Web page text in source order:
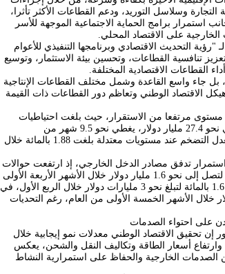
وسلاسل التوريد، ودعم القطاعات الأكثر تأثرا،
استمرار برامج الحماية الاجتماعية الموجهة للأسر
على الاقتصاد المحلي.
"رؤية التحديث الاقتصادي وبرنامجها التنفيذي للأعوام
وتعزيز تنافسية القطاعات، وتحسين بيئة الاستثمار، وتوسيع
القطاعات الاقتصادية المختلفة.
جاء واسع القاعدة وشمل مختلف القطاعات الإنتاجية
الاقتصاد الوطني وتعاظم دور القطاعات ذات القيمة
مرتفعا من الاستقرار، حيث بلغت احتياطيات
المملكة من العملات الأجنبية لدى البنك المركزي نحو 27.4 مليار دولار، يغطي نحو 9.5 شهر من
مستوردات السلع والخدمات، في حين استقر معدل التضخم عند مستويات معتدلة بلغت 1.88 بالمائة خلال
تدفق مصادر الدخل الخارجي، إذ ارتفعت حوالات
العاملين الأردنيين في الخارج بنسبة 13.3 بالمائة لتصل إلى نحو 1.6 مليار دولار خلال الأشهر الأربعة الأولى
من العام، كما ارتفعت الصادرات الوطنية بنسبة 1.6 بالمائة لتبلغ نحو 3 مليارات دولار خلال الربع الأول، في
السياحة حوالي 2.8 مليار دولار خلال الأشهر الخمسة الأولى من العام، رغم التحديات
على احتواء الصدمات
إن تحقيق الاقتصاد الوطني معدلات نمو إيجابية خلال
وارتفاع أسعار الطاقة وتكاليف النقل والشحن، يعكس
الصدمات الخارجية والحفاظ على استمرارية النشاط